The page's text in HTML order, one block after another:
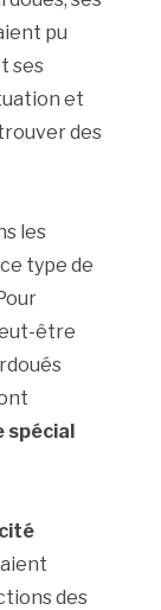
pu
ses
et
des
les
type de
être
spécial
des